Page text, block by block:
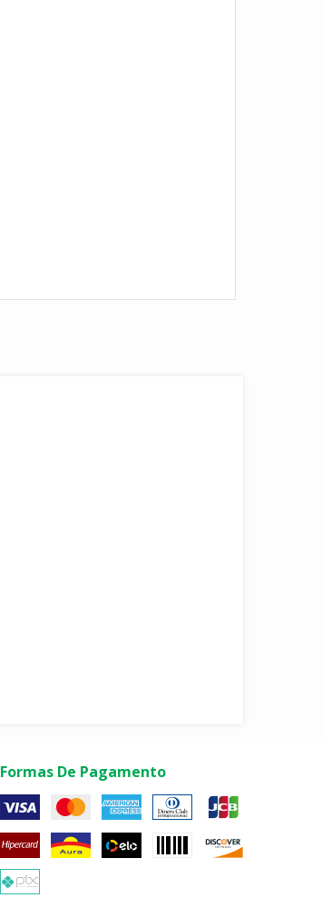
Formas De Pagamento